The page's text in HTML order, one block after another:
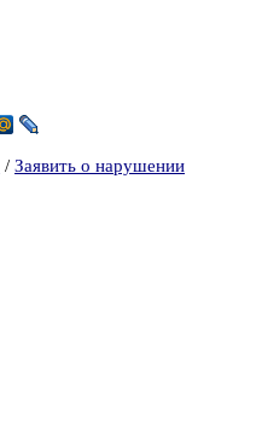
/ Заявить о нарушении